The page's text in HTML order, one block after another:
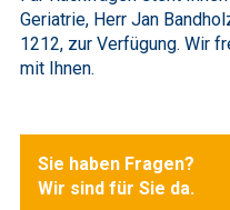
Geriatrie, Herr Jan
1212, zur Verfügung. Wir
mit Ihnen.
Sie haben Fragen?
Wir sind für Sie da.